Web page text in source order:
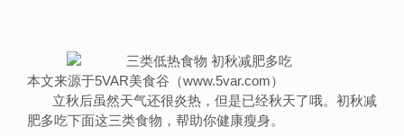
本文来源于5VAR美食谷（www.5var.com）
立秋后虽然天气还很炎热，但是已经秋天了哦。初秋减
肥多吃下面这三类食物，帮助你健康瘦身。